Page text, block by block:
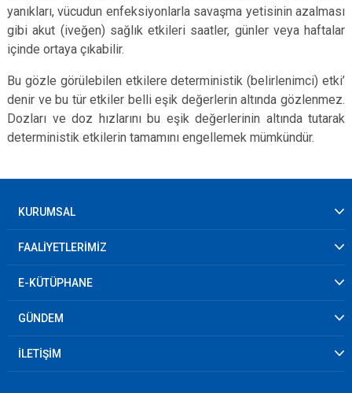
yanıkları, vücudun enfeksiyonlarla savaşma yetisinin azalması
gibi akut (iveğen) sağlık etkileri saatler, günler veya haftalar
içinde ortaya çıkabilir.
Bu gözle görülebilen etkilere deterministik (belirlenimci) etki’
denir ve bu tür etkiler belli eşik değerlerin altında gözlenmez.
Dozları ve doz hızlarını bu eşik değerlerinin altında tutarak
deterministik etkilerin tamamını engellemek mümkündür.
KURUMSAL
FAALİYETLERİMİZ
E-KÜTÜPHANE
GÜNDEM
İLETİŞİM